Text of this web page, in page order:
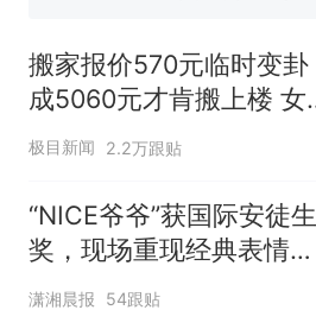
搬家报价570元临时变卦
成5060元才肯搬上楼 女
子傻眼
极目新闻 2.2万跟贴
“NICE爷爷”获国际安徒生
奖，现场重现经典表情
包，向中国粉丝问好
潇湘晨报 54跟贴